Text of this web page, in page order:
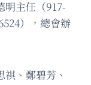
明主任（917-
），總會辦
、鄭碧芳、